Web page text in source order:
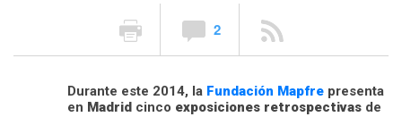
2
Durante este 2014, la Fundación Mapfre presenta
en Madrid cinco exposiciones retrospectivas de